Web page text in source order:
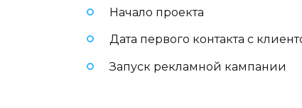
Начало проекта
Дата первого контакта с
Запуск рекламной кампании